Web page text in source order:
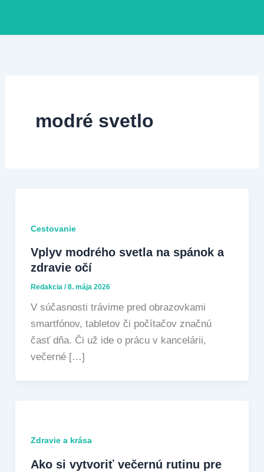
modré svetlo
Cestovanie
Vplyv modrého svetla na spánok a
zdravie očí
Redakcia /8. mája 2026
V súčasnosti trávime pred obrazovkami
smartfónov, tabletov či počítačov značnú
časť dňa. Či už ide o prácu v kancelárii,
večerné […]
Zdravie a krása
Ako si vytvoriť večernú rutinu pre